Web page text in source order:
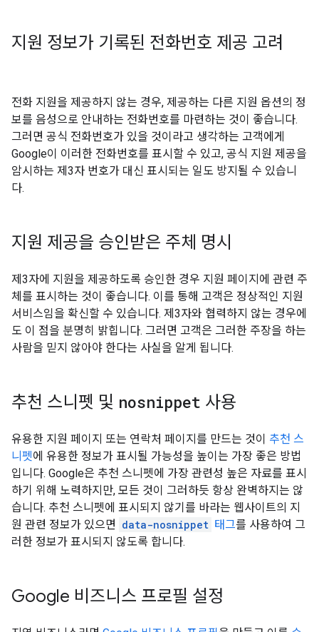
지원 정보가 기록된 전화번호 제공 고려
전화 지원을 제공하지 않는 경우, 제공하는 다른 지원 옵션의 정
보를 음성으로 안내하는 전화번호를 마련하는 것이 좋습니다.
그러면 공식 전화번호가 있을 것이라고 생각하는 고객에게
Google이 이러한 전화번호를 표시할 수 있고, 공식 지원 제공을
암시하는 제3자 번호가 대신 표시되는 일도 방지될 수 있습니
다.
지원 제공을 승인받은 주체 명시
제3자에 지원을 제공하도록 승인한 경우 지원 페이지에 관련 주
체를 표시하는 것이 좋습니다. 이를 통해 고객은 정상적인 지원
서비스임을 확신할 수 있습니다. 제3자와 협력하지 않는 경우에
도 이 점을 분명히 밝힙니다. 그러면 고객은 그러한 주장을 하는
사람을 믿지 않아야 한다는 사실을 알게 됩니다.
추천 스니펫 및 nosnippet 사용
유용한 지원 페이지 또는 연락처 페이지를 만드는 것이 추천 스
니펫에 유용한 정보가 표시될 가능성을 높이는 가장 좋은 방법
입니다. Google은 추천 스니펫에 가장 관련성 높은 자료를 표시
하기 위해 노력하지만, 모든 것이 그러하듯 항상 완벽하지는 않
습니다. 추천 스니펫에 표시되지 않기를 바라는 웹사이트의 지
원 관련 정보가 있으면 data-nosnippet 태그를 사용하여 그
러한 정보가 표시되지 않도록 합니다.
Google 비즈니스 프로필 설정